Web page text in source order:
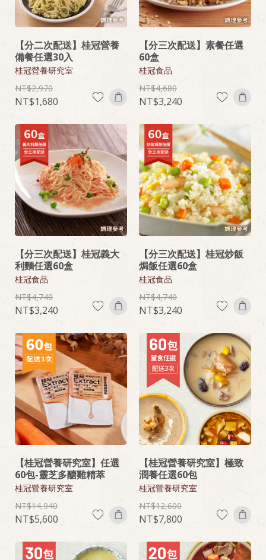
【分二次配送】桂冠營養
備餐任選30入
桂冠營養研究室
2,970
1,680
【分三次配送】素餐任選
60盒
桂冠食品
4,680
3,240
【分三次配送】桂冠義大
利麵任選60盒
桂冠食品
4,740
3,240
【分三次配送】桂冠炒飯
焗飯任選60盒
桂冠食品
4,740
3,240
【桂冠營養研究室】任選
60包-靈芝多醣雞精萃
桂冠營養研究室
14,940
5,600
【桂冠營養研究室】極致
潤養任選60包
桂冠營養研究室
12,600
7,800